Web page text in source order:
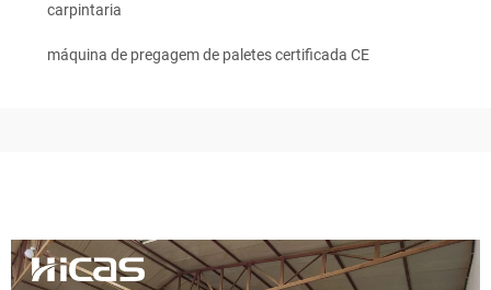
carpintaria
máquina de pregagem de paletes certificada CE